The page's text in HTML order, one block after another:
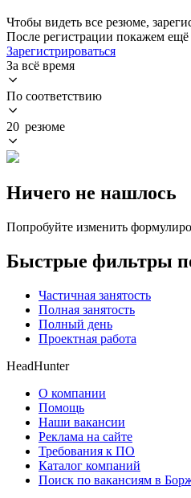
Чтобы видеть все резюме,
После регистрации покажем
Зарегистрироваться
За всё время
По соответствию
20 резюме
Ничего не нашлось
Попробуйте изменить
Быстрые фильтры
Частичная занятость
Полная занятость
Полный день
Проектная работа
HeadHunter
О компании
Помощь
Наши вакансии
Реклама на сайте
Требования к ПО
Каталог компаний
Поиск по вакансиям в